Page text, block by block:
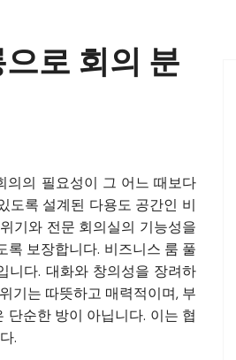
로 회의 분
의의 필요성이 그 어느 때보다
도록 설계된 다용도 공간인 비
기와 전문 회의실의 기능성을
록 보장합니다. 비즈니스 룸 풀
니다. 대화와 창의성을 장려하
기는 따뜻하고 매력적이며, 부
순한 방이 아닙니다. 이는 협
.